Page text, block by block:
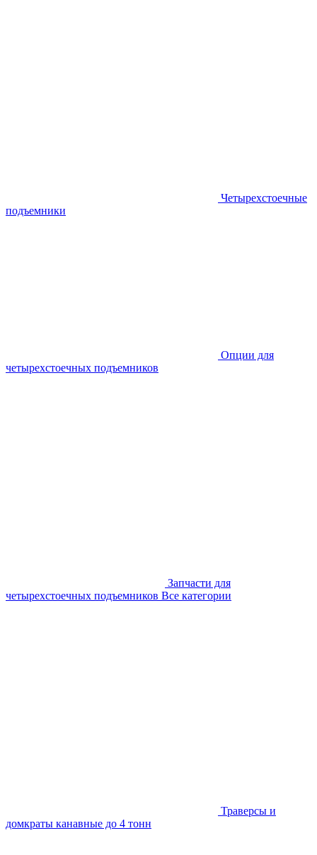
Четырехстоечные
подъемники
Опции для
четырехстоечных подъемников
Запчасти для
четырехстоечных подъемников Все категории
Траверсы и
домкраты канавные до 4 тонн